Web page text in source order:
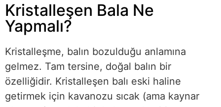
Kristalleşen Bala Ne
Yapmalı?
Kristalleşme, balın bozulduğu anlamına
gelmez. Tam tersine, doğal balın bir
özelliğidir. Kristalleşen balı eski haline
getirmek için kavanozu sıcak (ama kaynar